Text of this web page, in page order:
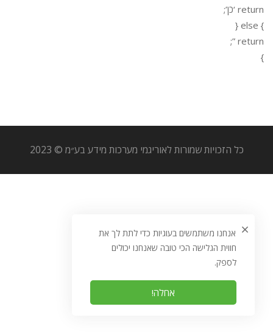
return ‘כן’;
} else {
return ”;
}
כל הזכויות שמורות לאוריגמי מערכות מידע בע״מ © 2023
אנחנו משתמשים בעוגיות כדי לתת לך את
חווית הגלישה הכי טובה שאנחנו יכולים
לספק.
אחלה!